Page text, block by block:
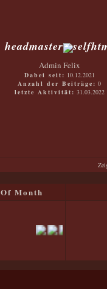
headmaster
Admin Felix
Dabei seit: 10.12.2021
Anzahl der Beiträge: 0
letzte Aktivität: 31.03.2022
Of Month